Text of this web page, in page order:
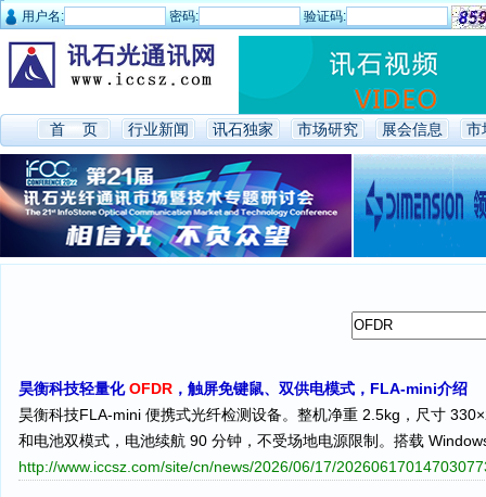
用户名: 密码: 验证码:
首 页 行业新闻 讯石独家 市场研究 展会信息 市
昊衡科技轻量化OFDR ，触屏免键鼠、双供电模式，FLA-mini介绍
昊衡科技FLA-mini 便携式光纤检测设备。整机净重 2.5kg，尺寸
和电池双模式，电池续航 90 分钟，不受场地电源限制。搭载
http://www.iccsz.com/site/cn/news/2026/06/17/